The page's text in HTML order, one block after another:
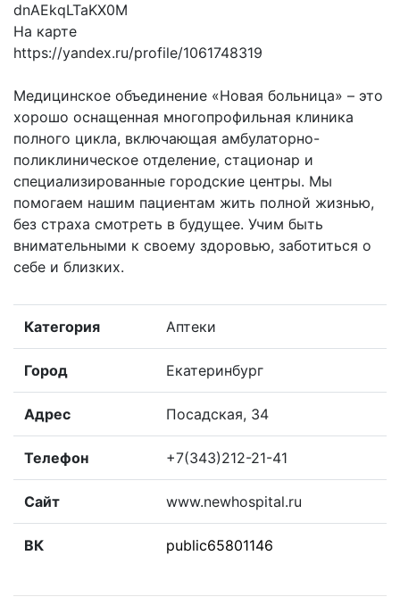
dnAEkqLTaKX0M
На карте
https://yandex.ru/profile/1061748319
Медицинское объединение «Новая больница» – это
хорошо оснащенная многопрофильная клиника
полного цикла, включающая амбулаторно-
поликлиническое отделение, стационар и
специализированные городские центры. Мы
помогаем нашим пациентам жить полной жизнью,
без страха смотреть в будущее. Учим быть
внимательными к своему здоровью, заботиться о
себе и близких.
Категория Аптеки
Город Екатеринбург
Адрес Посадская, 34
Телефон +7(343)212-21-41
Сайт www.newhospital.ru
ВК public65801146